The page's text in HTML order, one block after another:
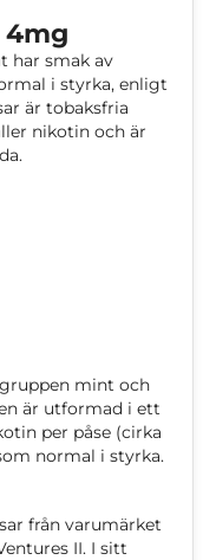
4mg
har smak av
i styrka, enligt
är tobaksfria
nikotin och är
mint och
är utformad i ett
per påse (cirka
normal i styrka.
från varumärket
II. I sitt